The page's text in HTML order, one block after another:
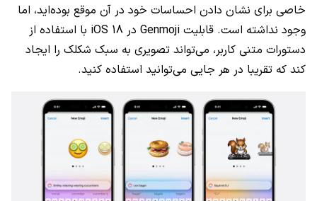
خاصی برای نشان دادن احساسات خود در آن موقع بوده‌اید، اما
وجود نداشته است. قابلیت Genmoji در iOS 18 با استفاده از
دستورات متنی کاربر، می‌تواند تصویری به سبک شکلک را ایجاد
کند که تقریبا در هر جایی می‌توانید استفاده کنید.